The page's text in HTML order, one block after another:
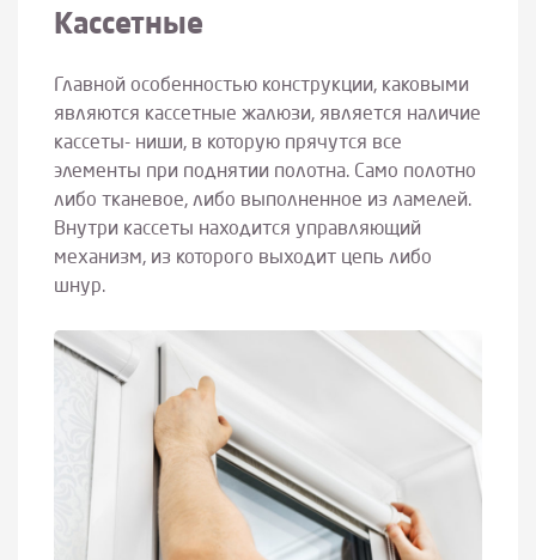
Кассетные
Главной особенностью конструкции, каковыми
являются кассетные жалюзи, является наличие
кассеты- ниши, в которую прячутся все
элементы при поднятии полотна. Само полотно
либо тканевое, либо выполненное из ламелей.
Внутри кассеты находится управляющий
механизм, из которого выходит цепь либо
шнур.